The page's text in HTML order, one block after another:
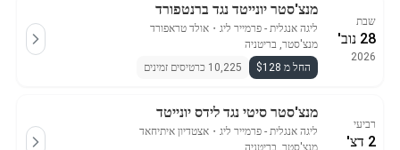
שבת
28 נוב'
2026
מנצ'סטר יונייטד נגד ברנטפורד
ליגה אנגלית - פרמייר ליג ・ אולד טראפורד
מנצ'סטר, בריטניה
החל מ $128
10,225 כרטיסים זמינים
רביעי
2 דצ'
מנצ'סטר סיטי נגד לידס יונייטד
ליגה אנגלית - פרמייר ליג ・ אצטדיון איתיחאד
מנצ'סטר, בריטניה